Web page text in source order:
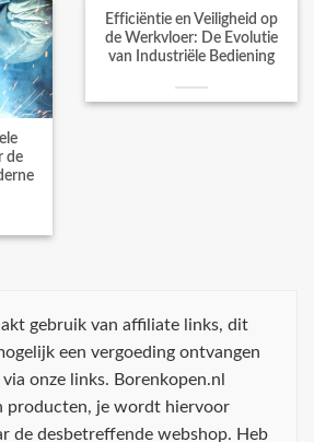
de
Efficiëntie en Veiligheid op
de Werkvloer: De Evolutie
van Industriële Bediening
gebruik van affiliate links, dit
een vergoeding ontvangen
onze links. Borenkopen.nl
producten, je wordt hiervoor
de desbetreffende webshop. Heb